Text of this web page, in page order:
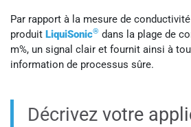
Par rapport à la mesure de
produit LiquiSonic® dans la plage de
m%, un signal clair et fournit ainsi à
information de processus sûre.
Décrivez votre